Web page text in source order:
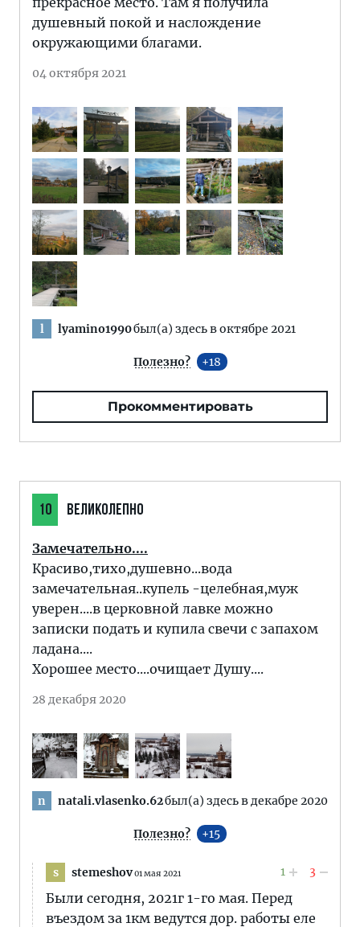
душевный покой и наслождение
окружающими благами.
04 октября 2021
l lyamino1990был(а) здесь в октябре 2021
Полезно? 18
Прокомментировать
10 ВЕЛИКОЛЕПНО
Замечательно....
Красиво,тихо,душевно...вода
замечательная..купель -целебная,муж
уверен....в церковной лавке можно
записки подать и купила свечи с запахом
ладана....
Хорошее место....очищает Душу....
28 декабря 2020
n natali.vlasenko.62был(а) здесь в декабре 2020
Полезно? 15
s stemeshov01 мая 2021 1 3
Были сегодня, 2021г 1-го мая. Перед
въездом за 1км ведутся дор. работы еле